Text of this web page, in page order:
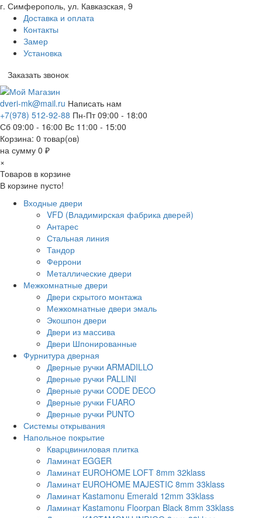
г. Симферополь, ул. Кавказская, 9
Доставка и оплата
Контакты
Замер
Установка
Заказать звонок
dveri-mk@mail.ru Написать нам
+7(978) 512-92-88 Пн-Пт 09:00 - 18:00
Сб 09:00 - 16:00 Вс 11:00 - 15:00
Корзина: 0 товар(ов)
на сумму 0 ₽
×
Товаров в корзине
В корзине пусто!
Входные двери
VFD (Владимирская фабрика дверей)
Антарес
Стальная линия
Тандор
Феррони
Металлические двери
Межкомнатные двери
Двери скрытого монтажа
Межкомнатные двери эмаль
Экошпон двери
Двери из массива
Двери Шпонированные
Фурнитура дверная
Дверные ручки ARMADILLO
Дверные ручки PALLINI
Дверные ручки CODE DECO
Дверные ручки FUARO
Дверные ручки PUNTO
Системы открывания
Напольное покрытие
Кварцвиниловая плитка
Ламинат EGGER
Ламинат EUROHOME LOFT 8mm 32klass
Ламинат EUROHOME MAJESTIC 8mm 33klass
Ламинат Kastamonu Emerald 12mm 33klass
Ламинат Kastamonu Floorpan Black 8mm 33klass